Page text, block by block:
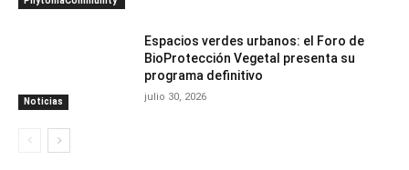
Noticias
Espacios verdes urbanos: el Foro de
BioProtección Vegetal presenta su
programa definitivo
julio 30, 2026